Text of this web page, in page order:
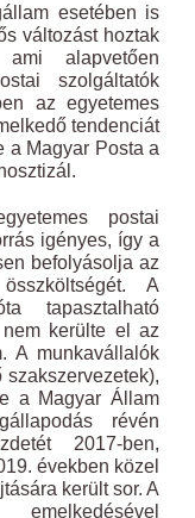
esetében is
változást hoztak
alapvetően
szolgáltatók
az egyetemes
tendenciát
a Magyar Posta a
postai
igényes, így a
befolyásolja az
A
tapasztalható
kerülte el az
A munkavállalók
a Magyar Állam
révén
2017-ben,
években közel
került sor. A